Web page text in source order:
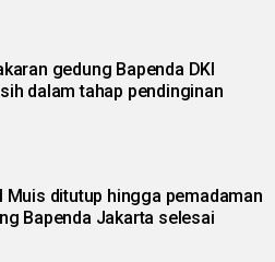
gedung Bapenda DKI
dalam tahap pendinginan
Muis ditutup hingga pemadaman
Bapenda Jakarta selesai